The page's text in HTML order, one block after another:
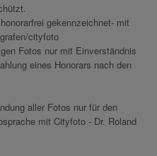
gekennzeichnet- mit
cityfoto
Fotos nur mit Einverständnis
eines Honorars nach den
aller Fotos nur für den
mit Cityfoto - Dr. Roland